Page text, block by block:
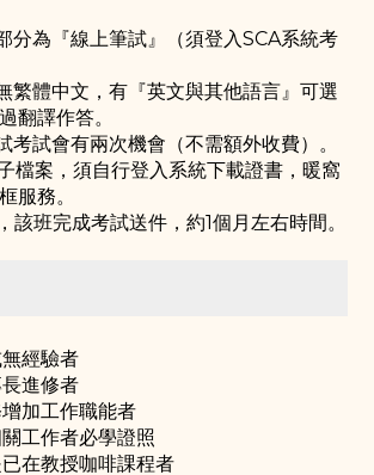
分為『線上筆試』（須登入SCA系統考
繁體中文，有『英文與其他語言』可選
翻譯作答。
考試會有兩次機會（不需額外收費）。
檔案，須自行登入系統下載證書，暖窩
服務。
該班完成考試送件，約1個月左右時間。
經驗者
進修者
加工作職能者
工作者必學證照
在教授咖啡課程者